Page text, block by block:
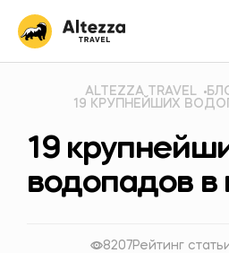
ALTEZZA TRAVEL
19 КРУПНЕЙШИХ
19
водопадов в
8207Рейтинг